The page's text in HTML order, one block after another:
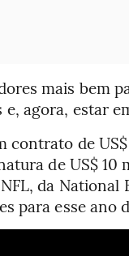
mais bem
agora, estar
de
de US$ 10
da National
para esse ano